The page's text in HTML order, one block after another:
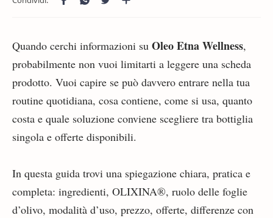
Quando cerchi informazioni su Oleo Etna Wellness,
probabilmente non vuoi limitarti a leggere una scheda
prodotto. Vuoi capire se può davvero entrare nella tua
routine quotidiana, cosa contiene, come si usa, quanto
costa e quale soluzione conviene scegliere tra bottiglia
singola e offerte disponibili.
In questa guida trovi una spiegazione chiara, pratica e
completa: ingredienti, OLIXINA®, ruolo delle foglie
d’olivo, modalità d’uso, prezzo, offerte, differenze con